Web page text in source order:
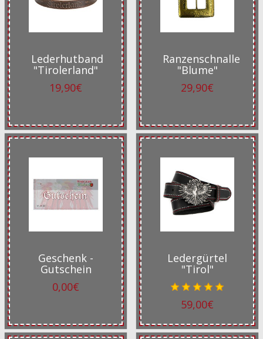
Lederhutband
"Tirolerland"
19,90€
Ranzenschnalle
"Blume"
29,90€
Geschenk -
Gutschein
0,00€
Ledergürtel
"Tirol"
59,00€